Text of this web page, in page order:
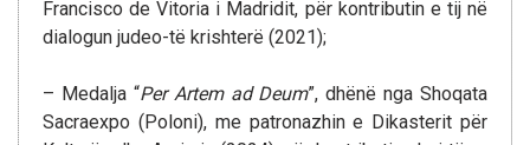
Francisco de Vitoria i Madridit, për kontributin e tij në
dialogun judeo-të krishterë (2021);
– Medalja “Per Artem ad Deum”, dhënë nga Shoqata
Sacraexpo (Poloni), me patronazhin e Dikasterit për